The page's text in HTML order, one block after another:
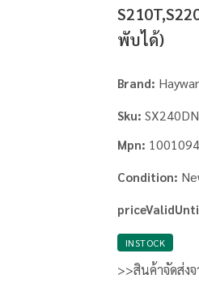
พับได้)
Brand:
Sku: SX240DN
Mpn:
Condition:
INSTOCK
>>สินค้าจัดส่ง